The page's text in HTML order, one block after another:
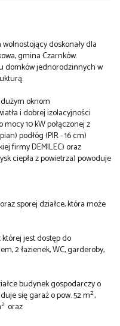
doskonały dla
gmina Czarnków.
domków jednorodzinnych w
oknom
i dobrej izolacyjności
10 kW połączonej z
podłóg (PIR - 16 cm)
firmy DEMILEC) oraz
ciepła z powietrza) powoduje
sporej działce, która może
której jest dostęp do
2 łazienek, WC, garderoby,
budynek gospodarczy o
się garaż o pow. 52 m2,
2oraz